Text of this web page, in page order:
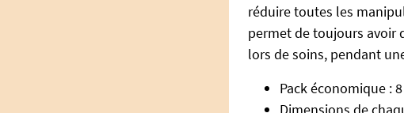
réduire toutes les
permet de toujours avoir
lors de soins, pendant
Pack économique :
Dimensions de